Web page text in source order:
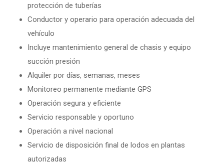
protección de tuberías
Conductor y operario para operación adecuada del
vehículo
Incluye mantenimiento general de chasis y equipo
succión presión
Alquiler por días, semanas, meses
Monitoreo permanente mediante GPS
Operación segura y eficiente
Servicio responsable y oportuno
Operación a nivel nacional
Servicio de disposición final de lodos en plantas
autorizadas